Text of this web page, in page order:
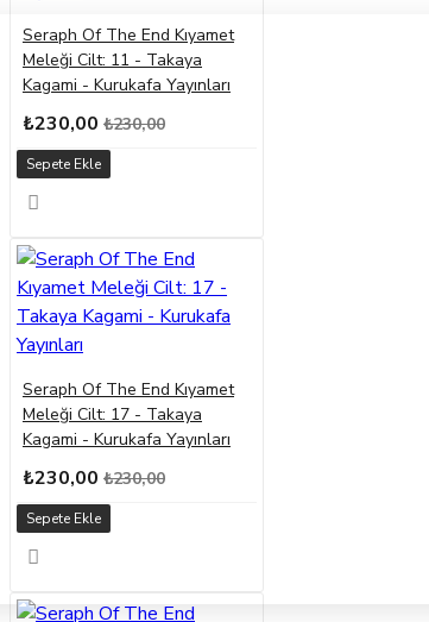
Seraph Of The End Kıyamet
Meleği Cilt: 11 - Takaya
Kagami - Kurukafa Yayınları
₺230,00 ₺230,00
Sepete Ekle
Seraph Of The End Kıyamet
Meleği Cilt: 17 - Takaya
Kagami - Kurukafa Yayınları
₺230,00 ₺230,00
Sepete Ekle